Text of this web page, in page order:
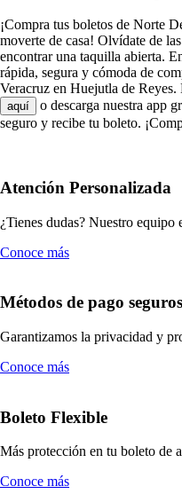
¡Compra tus boletos de Norte
moverte de casa! Olvídate de
encontrar una taquilla abierta.
rápida, segura y cómoda de
Veracruz en Huejutla de
aquí
o descarga nuestra app
seguro y recibe tu boleto.
Atención Personalizada
¿Tienes dudas? Nuestro equipo
Conoce más
Métodos de pago seguros
Garantizamos la privacidad y
Conoce más
Boleto Flexible
Más protección en tu boleto de
Conoce más